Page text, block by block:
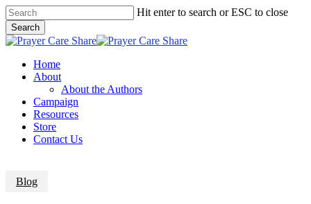
Skip
to
main
content
Hit enter to search or ESC to close
Search
Close
Menu
Home
About
About the Authors
Campaign
Resources
Store
Contact Us
Blog